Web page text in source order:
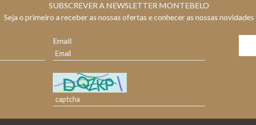
SUBSCREVER A NEWSLETTER MONTEBELO
Seja o primeiro a receber as nossas ofertas e conhecer as nossas novidades
Email